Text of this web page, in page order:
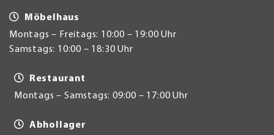
Möbelhaus
Montags – Freitags: 10:00 – 19:00 Uhr
Samstags: 10:00 – 18:30 Uhr
Restaurant
Montags – Samstags: 09:00 – 17:00 Uhr
Abhollager